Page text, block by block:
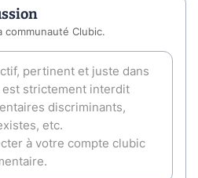
communauté Clubic.